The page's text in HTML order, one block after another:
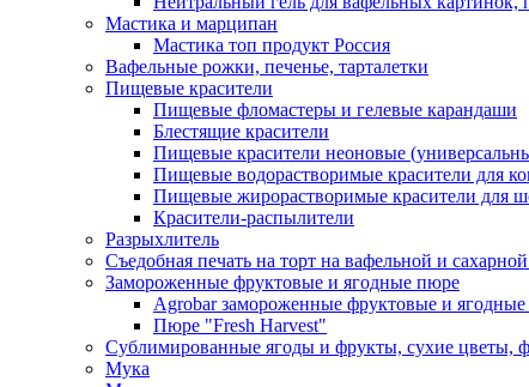
Мастика и марципан
Мастика топ продукт Россия
Вафельные рожки, печенье, тарталетки
Пищевые красители
Пищевые фломастеры и гелевые карандаши
Блестящие красители
Пищевые красители неоновые
Пищевые водорастворимые красители для
Пищевые жирорастворимые красители для
Красители-распылители
Разрыхлитель
Съедобная печать на торт на вафельной и
Замороженные фруктовые и ягодные пюре
Agrobar замороженные фруктовые и
Пюре "Fresh Harvest"
Сублимированные ягоды и фрукты, сухие цветы,
Мука